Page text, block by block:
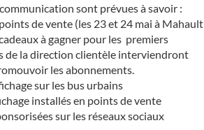
sont prévues à savoir :
de vente (les 23 et 24 mai à Mahault
à gagner pour les premiers
de la direction clientèle interviendront
les abonnements.
sur les bus urbains
installés en points de vente
sur les réseaux sociaux